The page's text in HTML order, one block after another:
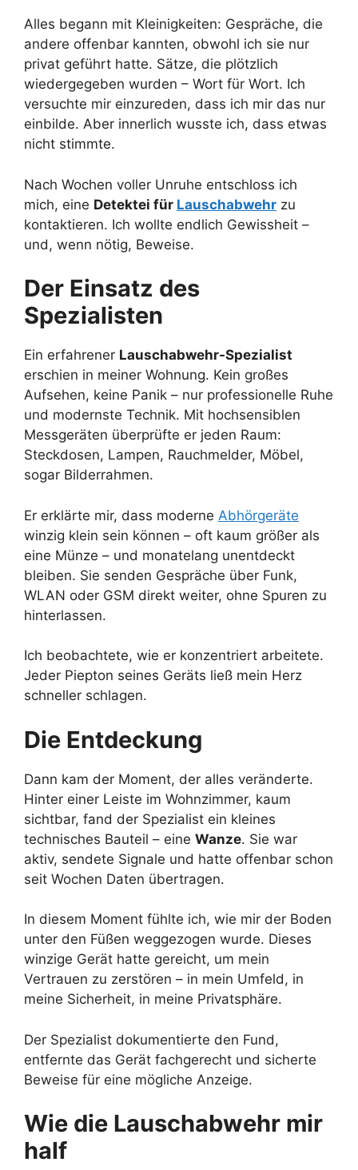
Alles begann mit Kleinigkeiten: Gespräche, die
andere offenbar kannten, obwohl ich sie nur
privat geführt hatte. Sätze, die plötzlich
wiedergegeben wurden – Wort für Wort. Ich
versuchte mir einzureden, dass ich mir das nur
einbilde. Aber innerlich wusste ich, dass etwas
nicht stimmte.
Nach Wochen voller Unruhe entschloss ich
mich, eine Detektei für Lauschabwehr zu
kontaktieren. Ich wollte endlich Gewissheit –
und, wenn nötig, Beweise.
Der Einsatz des
Spezialisten
Ein erfahrener Lauschabwehr-Spezialist
erschien in meiner Wohnung. Kein großes
Aufsehen, keine Panik – nur professionelle Ruhe
und modernste Technik. Mit hochsensiblen
Messgeräten überprüfte er jeden Raum:
Steckdosen, Lampen, Rauchmelder, Möbel,
sogar Bilderrahmen.
Er erklärte mir, dass moderne Abhörgeräte
winzig klein sein können – oft kaum größer als
eine Münze – und monatelang unentdeckt
bleiben. Sie senden Gespräche über Funk,
WLAN oder GSM direkt weiter, ohne Spuren zu
hinterlassen.
Ich beobachtete, wie er konzentriert arbeitete.
Jeder Piepton seines Geräts ließ mein Herz
schneller schlagen.
Die Entdeckung
Dann kam der Moment, der alles veränderte.
Hinter einer Leiste im Wohnzimmer, kaum
sichtbar, fand der Spezialist ein kleines
technisches Bauteil – eine Wanze. Sie war
aktiv, sendete Signale und hatte offenbar schon
seit Wochen Daten übertragen.
In diesem Moment fühlte ich, wie mir der Boden
unter den Füßen weggezogen wurde. Dieses
winzige Gerät hatte gereicht, um mein
Vertrauen zu zerstören – in mein Umfeld, in
meine Sicherheit, in meine Privatsphäre.
Der Spezialist dokumentierte den Fund,
entfernte das Gerät fachgerecht und sicherte
Beweise für eine mögliche Anzeige.
Wie die Lauschabwehr mir
half